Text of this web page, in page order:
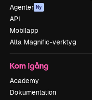
Agenter Ny
API
Mobilapp
Alla Magnific-verktyg
Kom igång
Academy
Dokumentation